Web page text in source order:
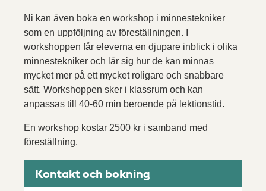
Ni kan även boka en workshop i minnestekniker
som en uppföljning av föreställningen. I
workshoppen får eleverna en djupare inblick i olika
minnestekniker och lär sig hur de kan minnas
mycket mer på ett mycket roligare och snabbare
sätt. Workshoppen sker i klassrum och kan
anpassas till 40-60 min beroende på lektionstid.
En workshop kostar 2500 kr i samband med
föreställning.
Kontakt och bokning